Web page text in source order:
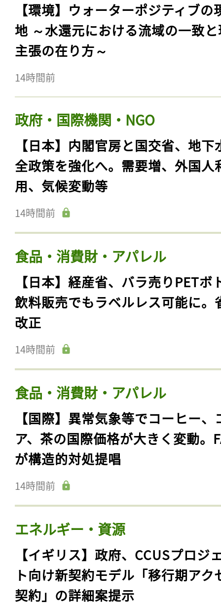
【環境】ウォーターポジティブの
地 ～水還元における流域の一致
主張の在り方～
14時間前
政府・国際機関・NGO
【日本】内閣官房と国交省、地下
全政策を強化へ。需要増、外国人
用、気候変動等
14時間前
食品・消費財・アパレル
【日本】経産省、バラ売りPETボ
飲料販売でもラベルレス可能に。
改正
14時間前
食品・消費財・アパレル
【国際】異常気象等でコーヒー、
ア、茶の国際価格が大きく変動。
が構造的対処提唱
14時間前
エネルギー・資源
【イギリス】政府、CCUSプロジ
ト向け新契約モデル「移行期アク
契約」の詳細案提示